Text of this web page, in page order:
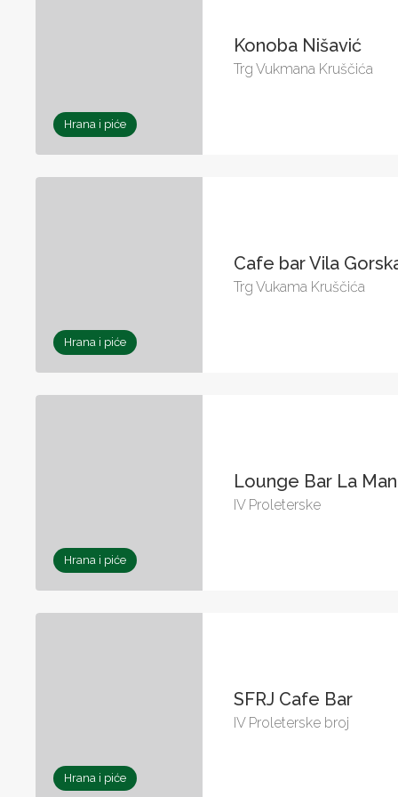
Hrana i piće
Konoba Nišavić
Trg Vukmana Kruščića
Hrana i piće
Cafe bar Vila
Trg Vukama Kruščića
Hrana i piće
Lounge Bar La
IV Proleterske
Hrana i piće
SFRJ Cafe Bar
IV Proleterske broj